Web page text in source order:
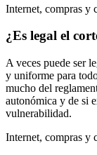
Internet, compras y
¿Es legal el
A veces puede ser
y uniforme para
mucho del
autonómica y de si
vulnerabilidad.
Internet, compras y